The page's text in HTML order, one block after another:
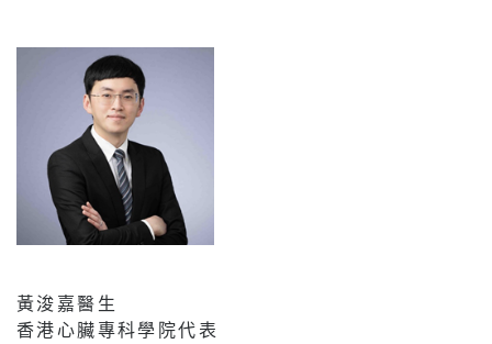
黃浚嘉醫生
香港心臟專科學院代表